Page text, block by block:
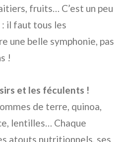
fruits… C’est un peu
il faut tous les
une belle symphonie, pas
!
et les féculents !
de terre, quinoa,
lentilles… Chaque
atouts nutritionnels, ses